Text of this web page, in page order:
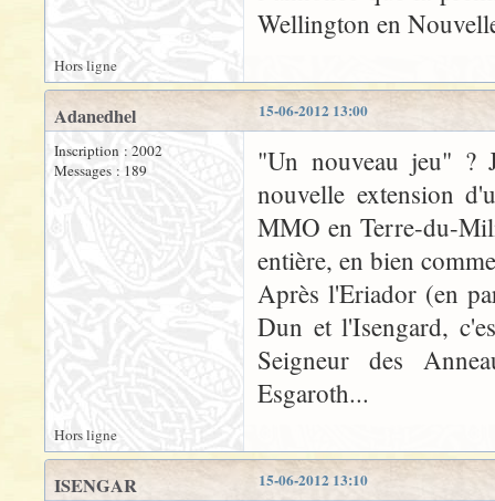
Wellington en
Hors ligne
15-06-2012 13:00
Adanedhel
Inscription : 2002
Messages : 189
"Un nouveau jeu" ?
nouvelle extension
MMO en Terre-du-
entière, en bien
Après l'Eriador (en
Dun et l'Isengard,
Seigneur des
Esgaroth...
Hors ligne
15-06-2012 13:10
ISENGAR